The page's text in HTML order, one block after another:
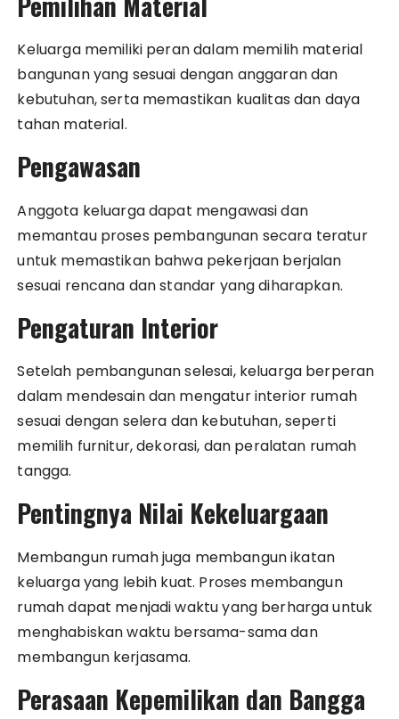
Keluarga memiliki peran dalam memilih material
bangunan yang sesuai dengan anggaran dan
kebutuhan, serta memastikan kualitas dan daya
tahan material.
Pengawasan
Anggota keluarga dapat mengawasi dan
memantau proses pembangunan secara teratur
untuk memastikan bahwa pekerjaan berjalan
sesuai rencana dan standar yang diharapkan.
Pengaturan Interior
Setelah pembangunan selesai, keluarga berperan
dalam mendesain dan mengatur interior rumah
sesuai dengan selera dan kebutuhan, seperti
memilih furnitur, dekorasi, dan peralatan rumah
tangga.
Pentingnya Nilai Kekeluargaan
Membangun rumah juga membangun ikatan
keluarga yang lebih kuat. Proses membangun
rumah dapat menjadi waktu yang berharga untuk
menghabiskan waktu bersama-sama dan
membangun kerjasama.
Perasaan Kepemilikan dan Bangga